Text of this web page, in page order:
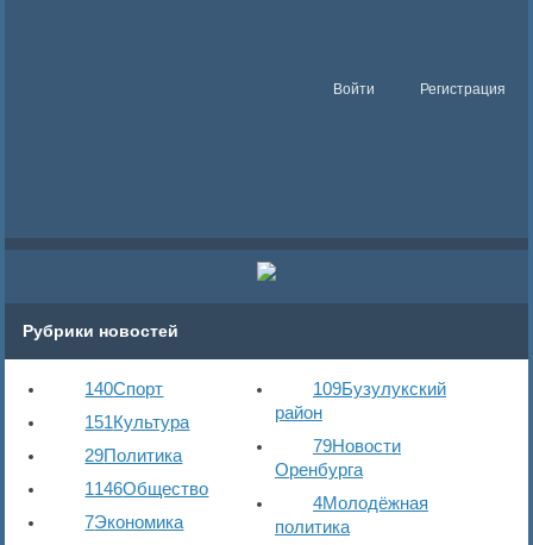
Войти Регистрация
Рубрики новостей
140Спорт
151Культура
29Политика
1146Общество
7Экономика
109Бузулукский
район
79Новости
Оренбурга
4Молодёжная
политика